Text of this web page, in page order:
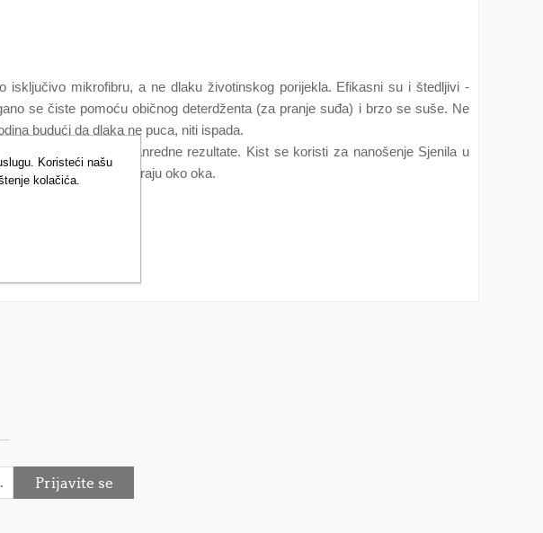
mikrofibru, a ne dlaku životinskog porijekla. Efikasni su i štedljivi -
se čiste pomoću običnog deterdženta (za pranje suđa) i brzo se suše. Ne
budući da dlaka ne puca, niti ispada.
postići ćete izvanredne rezultate. Kist se koristi za nanošenje Sjenila u
za oči kada se apliciraju oko oka.
Koristeći našu
kolačića.